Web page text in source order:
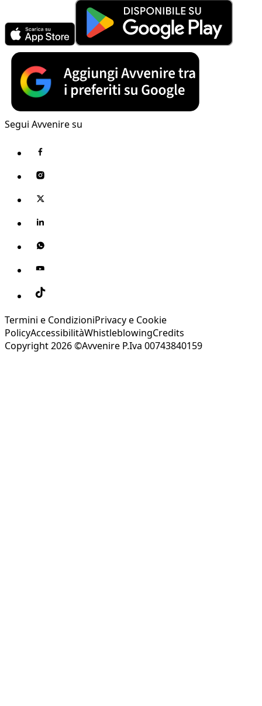
Segui Avvenire su
Termini e CondizioniPrivacy e Cookie
PolicyAccessibilitàWhistleblowingCredits
Copyright 2026 ©Avvenire P.Iva 00743840159